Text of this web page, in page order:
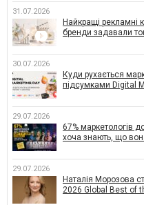
31.07.2026
Найкращі рекламні
бренди задавали тон
30.07.2026
Куди рухається
підсумками Digital
29.07.2026
67% маркетологів
хоча знають, що
29.07.2026
Наталія Морозова
2026 Global Best of